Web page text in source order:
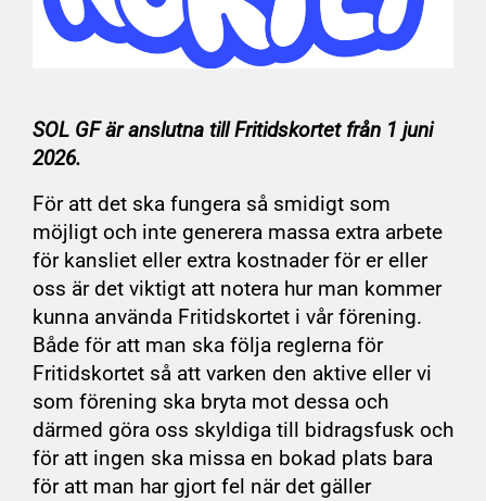
SOL GF är anslutna till Fritidskortet från 1 juni
2026.
För att det ska fungera så smidigt som
möjligt och inte generera massa extra arbete
för kansliet eller extra kostnader för er eller
oss är det viktigt att notera hur man kommer
kunna använda Fritidskortet i vår förening.
Både för att man ska följa reglerna för
Fritidskortet så att varken den aktive eller vi
som förening ska bryta mot dessa och
därmed göra oss skyldiga till bidragsfusk och
för att ingen ska missa en bokad plats bara
för att man har gjort fel när det gäller